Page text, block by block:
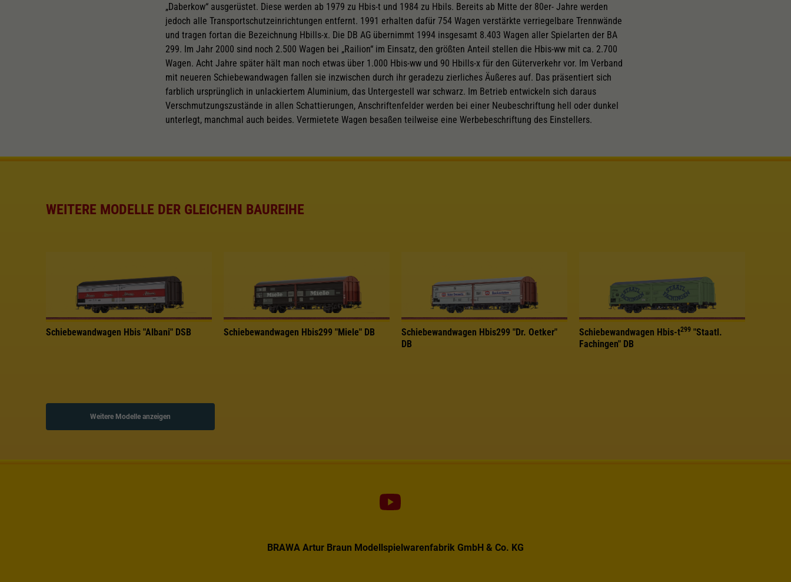
„Daberkow“ ausgerüstet. Diese werden ab 1979 zu Hbis-t und 1984 zu Hbils. Bereits ab Mitte der 80er- Jahre werden
jedoch alle Transportschutzeinrichtungen entfernt. 1991 erhalten dafür 754 Wagen verstärkte verriegelbare Trennwände
und tragen fortan die Bezeichnung Hbills-x. Die DB AG übernimmt 1994 insgesamt 8.403 Wagen aller Spielarten der BA
299. Im Jahr 2000 sind noch 2.500 Wagen bei „Railion“ im Einsatz, den größten Anteil stellen die Hbis-ww mit ca. 2.700
Wagen. Acht Jahre später hält man noch etwas über 1.000 Hbis-ww und 90 Hbills-x für den Güterverkehr vor. Im Verband
mit neueren Schiebewandwagen fallen sie inzwischen durch ihr geradezu zierliches Äußeres auf. Das präsentiert sich
farblich ursprünglich in unlackiertem Aluminium, das Untergestell war schwarz. Im Betrieb entwickeln sich daraus
Verschmutzungszustände in allen Schattierungen, Anschriftenfelder werden bei einer Neubeschriftung hell oder dunkel
unterlegt, manchmal auch beides. Vermietete Wagen besaßen teilweise eine Werbebeschriftung des Einstellers.
WEITERE MODELLE DER GLEICHEN BAUREIHE
Schiebewandwagen Hbis "Albani" DSB Schiebewandwagen Hbis299 "Miele" DB
Schiebewandwagen Hbis299 "Dr. Oetker"
DB
Schiebewandwagen Hbis-t299 "Staatl.
Fachingen" DB
Weitere Modelle anzeigen
BRAWA Artur Braun Modellspielwarenfabrik GmbH & Co. KG